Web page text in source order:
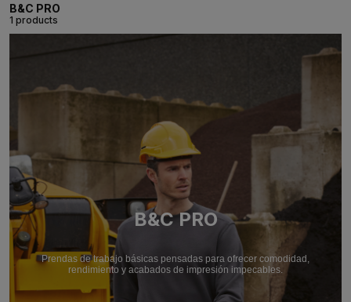
B&C PRO
1 products
B&C PRO
Prendas de trabajo básicas pensadas para ofrecer comodidad,
rendimiento y acabados de impresión impecables.